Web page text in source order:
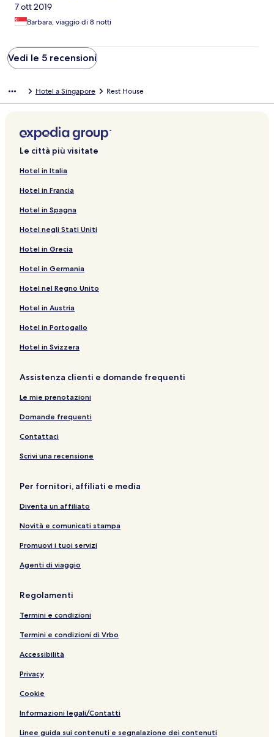
7 ott 2019
Barbara, viaggio di 8 notti
Vedi le 5 recensioni
Hotel a Singapore Rest House
Le città più visitate
Hotel in Italia
Hotel in Francia
Hotel in Spagna
Hotel negli Stati Uniti
Hotel in Grecia
Hotel in Germania
Hotel nel Regno Unito
Hotel in Austria
Hotel in Portogallo
Hotel in Svizzera
Assistenza clienti e domande frequenti
Le mie prenotazioni
Domande frequenti
Contattaci
Scrivi una recensione
Per fornitori, affiliati e media
Diventa un affiliato
Novità e comunicati stampa
Promuovi i tuoi servizi
Agenti di viaggio
Regolamenti
Termini e condizioni
Termini e condizioni di Vrbo
Accessibilità
Privacy
Cookie
Informazioni legali/Contatti
Linee guida sui contenuti e segnalazione dei contenuti